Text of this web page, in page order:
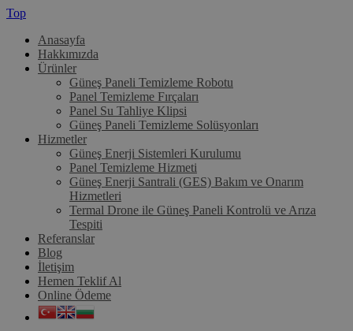
Top
Anasayfa
Hakkımızda
Ürünler
Güneş Paneli Temizleme Robotu
Panel Temizleme Fırçaları
Panel Su Tahliye Klipsi
Güneş Paneli Temizleme Solüsyonları
Hizmetler
Güneş Enerji Sistemleri Kurulumu
Panel Temizleme Hizmeti
Güneş Enerji Santrali (GES) Bakım ve Onarım
Hizmetleri
Termal Drone ile Güneş Paneli Kontrolü ve Arıza
Tespiti
Referanslar
Blog
İletişim
Hemen Teklif Al
Online Ödeme